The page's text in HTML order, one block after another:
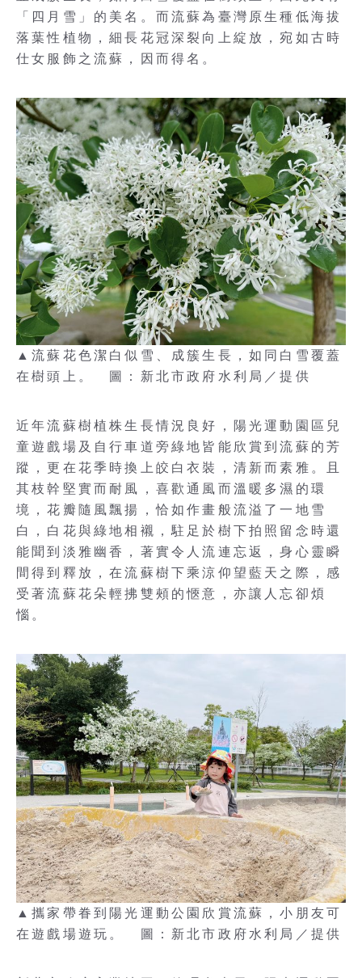
「四月雪」的美名。而流蘇為臺灣原生種低海拔
落葉性植物，細長花冠深裂向上綻放，宛如古時
仕女服飾之流蘇，因而得名。
▲流蘇花色潔白似雪、成簇生長，如同白雪覆蓋
在樹頭上。 圖：新北市政府水利局／提供
近年流蘇樹植株生長情況良好，陽光運動園區兒
童遊戲場及自行車道旁綠地皆能欣賞到流蘇的芳
蹤，更在花季時換上皎白衣裝，清新而素雅。且
其枝幹堅實而耐風，喜歡通風而溫暖多濕的環
境，花瓣隨風飄揚，恰如作畫般流溢了一地雪
白，白花與綠地相襯，駐足於樹下拍照留念時還
能聞到淡雅幽香，著實令人流連忘返，身心靈瞬
間得到釋放，在流蘇樹下乘涼仰望藍天之際，感
受著流蘇花朵輕拂雙頰的愜意，亦讓人忘卻煩
惱。
▲攜家帶眷到陽光運動公園欣賞流蘇，小朋友可
在遊戲場遊玩。 圖：新北市政府水利局／提供